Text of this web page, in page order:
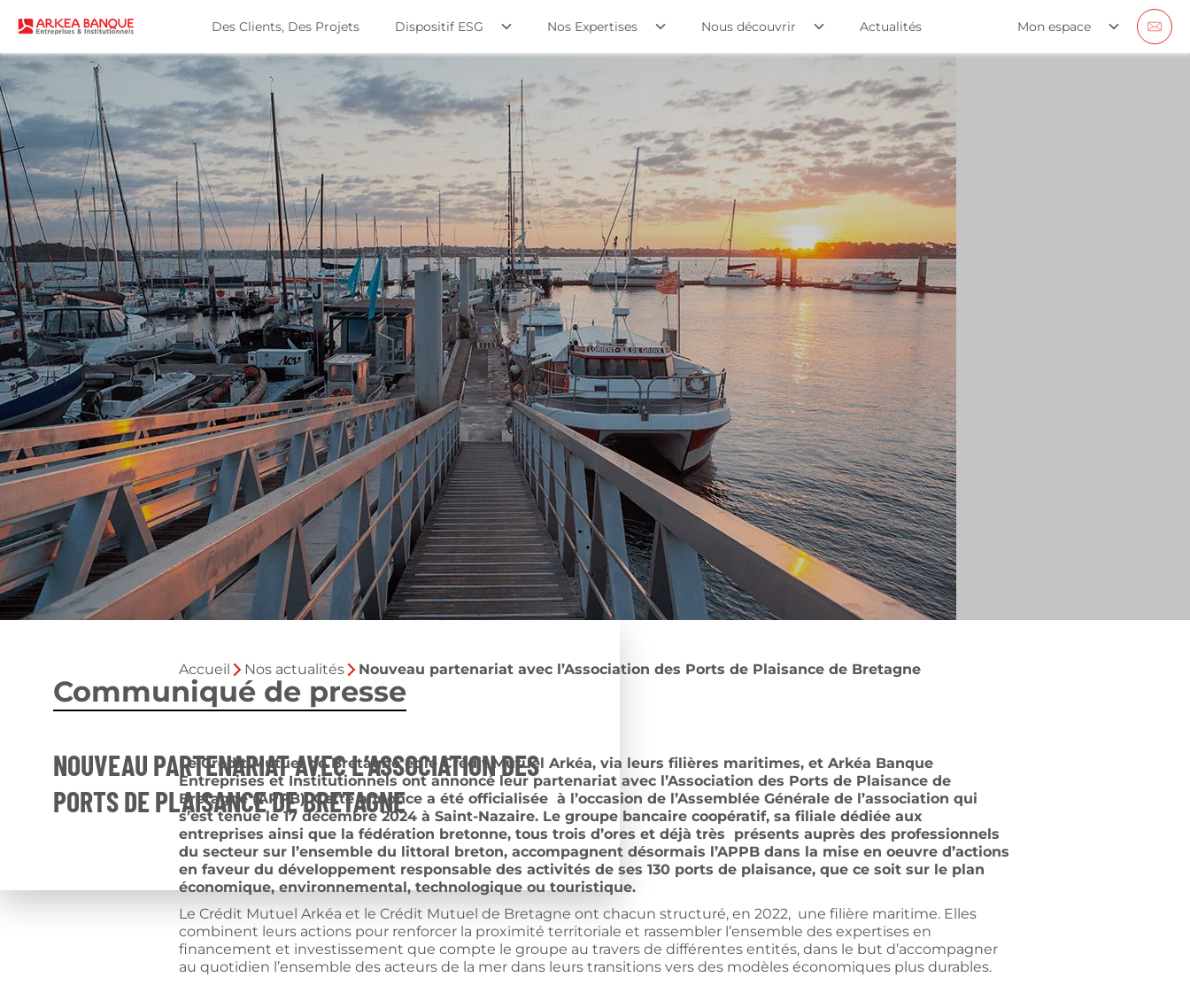
Des Clients, Des Projets Dispositif ESG Nos Expertises Nous découvrir Actualités Mon espace
NOUVEAU PARTENARIAT AVEC L’ASSOCIATION DES
PORTS DE PLAISANCE DE BRETAGNE
Communiqué de presse
Accueil Nos actualités Nouveau partenariat avec l’Association des Ports de Plaisance de Bretagne
Le Crédit Mutuel de Bretagne et le Crédit Mutuel Arkéa, via leurs filières maritimes, et Arkéa Banque
Entreprises et Institutionnels ont annoncé leur partenariat avec l’Association des Ports de Plaisance de
Bretagne (APPB). Cette annonce a été officialisée à l’occasion de l’Assemblée Générale de l’association qui
s’est tenue le 17 décembre 2024 à Saint-Nazaire. Le groupe bancaire coopératif, sa filiale dédiée aux
entreprises ainsi que la fédération bretonne, tous trois d’ores et déjà très présents auprès des professionnels
du secteur sur l’ensemble du littoral breton, accompagnent désormais l’APPB dans la mise en oeuvre d’actions
en faveur du développement responsable des activités de ses 130 ports de plaisance, que ce soit sur le plan
économique, environnemental, technologique ou touristique.
Le Crédit Mutuel Arkéa et le Crédit Mutuel de Bretagne ont chacun structuré, en 2022, une filière maritime. Elles
combinent leurs actions pour renforcer la proximité territoriale et rassembler l’ensemble des expertises en
financement et investissement que compte le groupe au travers de différentes entités, dans le but d’accompagner
au quotidien l’ensemble des acteurs de la mer dans leurs transitions vers des modèles économiques plus durables.